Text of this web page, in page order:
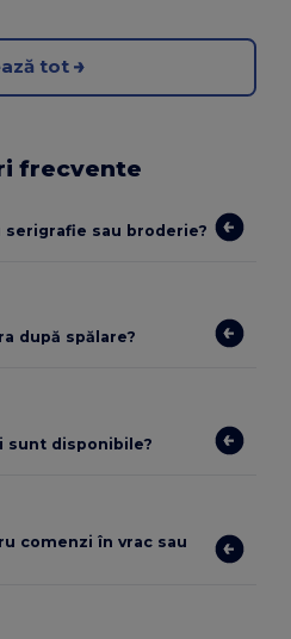
tot
frecvente
sau broderie?
după spălare?
sunt disponibile?
comenzi în vrac sau